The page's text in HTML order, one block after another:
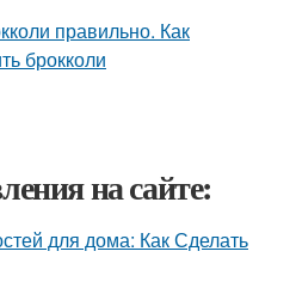
на сайте:
для дома: Как Сделать